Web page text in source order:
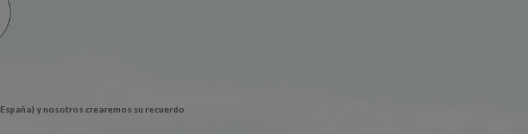
y nosotros crearemos su recuerdo